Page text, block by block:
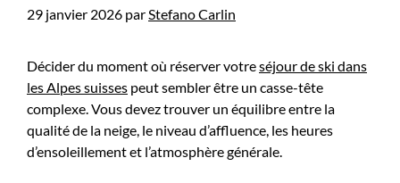
29 janvier 2026 par Stefano Carlin
Décider du moment où réserver votreséjour de ski dans
les Alpes suisses peut sembler être un casse-tête
complexe. Vous devez trouver un équilibre entre la
qualité de la neige, le niveau d’affluence, les heures
d’ensoleillement et l’atmosphère générale.